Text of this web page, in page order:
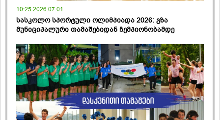
10:25 2026.07.01
სასკოლო სპორტული ოლიმპიადა 2026: გზა
მუნიციპალური თამაშებიდან ჩემპიონობამდე